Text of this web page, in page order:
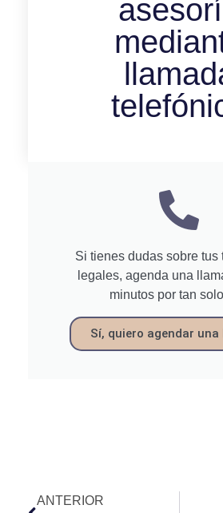
Si tienes dudas sobre tus
legales, agenda una
minutos por tan
Sí, quiero agendar
ANTERIOR